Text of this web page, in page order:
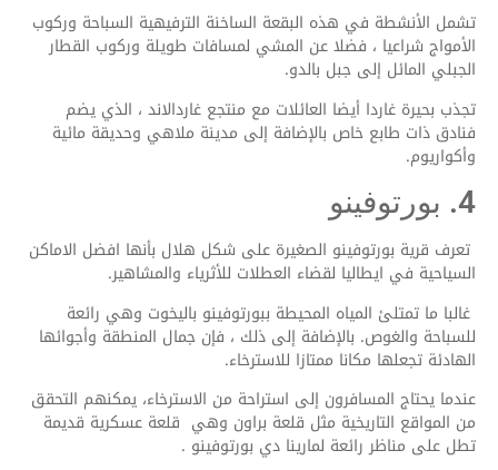
تشمل الأنشطة في هذه البقعة الساخنة الترفيهية السباحة وركوب
الأمواج شراعيا ، فضلا عن المشي لمسافات طويلة وركوب القطار
الجبلي المائل إلى جبل بالدو.
تجذب بحيرة غاردا أيضا العائلات مع منتجع غاردالاند ، الذي يضم
فنادق ذات طابع خاص بالإضافة إلى مدينة ملاهي وحديقة مائية
وأكواريوم.
4. بورتوفينو
تعرف قرية بورتوفينو الصغيرة على شكل هلال بأنها افضل الاماكن
السياحية في ايطاليا لقضاء العطلات للأثرياء والمشاهير.
غالبا ما تمتلئ المياه المحيطة ببورتوفينو باليخوت وهي رائعة
للسباحة والغوص. بالإضافة إلى ذلك ، فإن جمال المنطقة وأجوائها
الهادئة تجعلها مكانا ممتازا للاسترخاء.
عندما يحتاج المسافرون إلى استراحة من الاسترخاء، يمكنهم التحقق
من المواقع التاريخية مثل قلعة براون وهي قلعة عسكرية قديمة
تطل على مناظر رائعة لمارينا دي بورتوفينو .